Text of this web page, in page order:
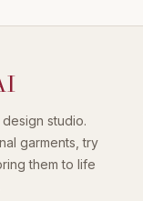
studio.
garments, try
them to life